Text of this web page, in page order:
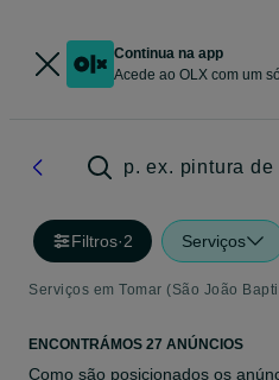
Continua na app
Acede ao OLX com um
p. ex. pintura
Filtros·2 Serviços
ENCONTRÁMOS 27 ANÚNCIOS
Como são posicionados os